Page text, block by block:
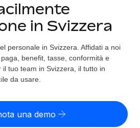
norma, in tutta semplicità
all’impiego per ogni Paese
con gli altri
in Svizzera
personale in Svizzera. Affidati a noi
benefit, tasse, conformità e
tuo team in Svizzera, il tutto in
da usare.
una demo